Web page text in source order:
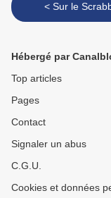
< Sur le
Hébergé par
Top articles
Pages
Contact
Signaler un abus
C.G.U.
Cookies et données